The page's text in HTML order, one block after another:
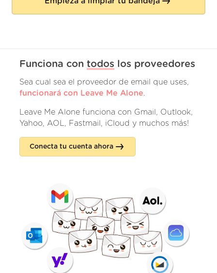
Funciona con todos los proveedores
Sea cual sea el proveedor de email que uses,
funcionará con Leave Me Alone.
Leave Me Alone funciona con Gmail, Outlook,
Yahoo, AOL, Fastmail, iCloud y muchos más!
Conecta tu cuenta ahora